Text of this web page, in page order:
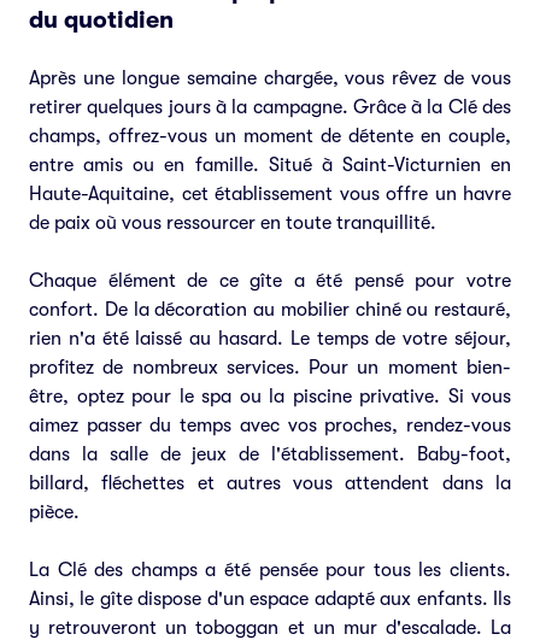
du quotidien
Après une longue semaine chargée, vous rêvez de vous
retirer quelques jours à la campagne. Grâce à la Clé des
champs, offrez-vous un moment de détente en couple,
entre amis ou en famille. Situé à Saint-Victurnien en
Haute-Aquitaine, cet établissement vous offre un havre
de paix où vous ressourcer en toute tranquillité.
Chaque élément de ce gîte a été pensé pour votre
confort. De la décoration au mobilier chiné ou restauré,
rien n'a été laissé au hasard. Le temps de votre séjour,
profitez de nombreux services. Pour un moment bien-
être, optez pour le spa ou la piscine privative. Si vous
aimez passer du temps avec vos proches, rendez-vous
dans la salle de jeux de l'établissement. Baby-foot,
billard, fléchettes et autres vous attendent dans la
pièce.
La Clé des champs a été pensée pour tous les clients.
Ainsi, le gîte dispose d'un espace adapté aux enfants. Ils
y retrouveront un toboggan et un mur d'escalade. La